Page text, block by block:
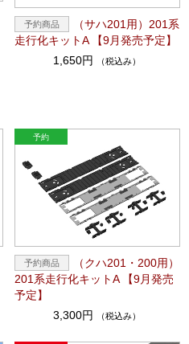
（サハ201用）201系
走行化キットA 【9月発売予定】
1,650円
（税込み）
（クハ201・200用）
201系走行化キットA 【9月発売
予定】
3,300円
（税込み）